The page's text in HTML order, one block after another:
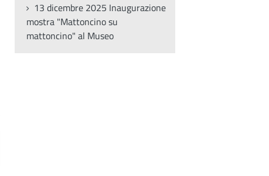
13 dicembre 2025 Inaugurazione
mostra "Mattoncino su
mattoncino" al Museo